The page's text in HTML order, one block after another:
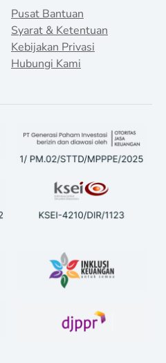
Pusat Bantuan
Syarat & Ketentuan
Kebijakan Privasi
Hubungi Kami